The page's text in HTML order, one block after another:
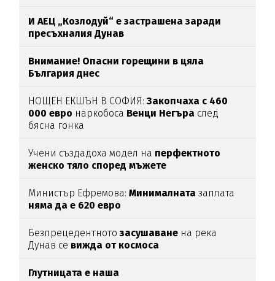
И АЕЦ „Козлодуй“ е застрашена заради
пресъхналия Дунав
Внимание! Опасни горещини в цяла
България днес
НОЩЕН ЕКШЪН В СОФИЯ:Закопчаха с 460
000 евро наркобоса Венци Негъра след
бясна гонка
Учени създадоха модел на перфектното
женско тяло според мъжете
Министър Ефремова:Минималната заплата
няма да е 620 евро
Безпрецедентнотозасушаване на река
Дунав се вижда от космоса
Глутницата е наша